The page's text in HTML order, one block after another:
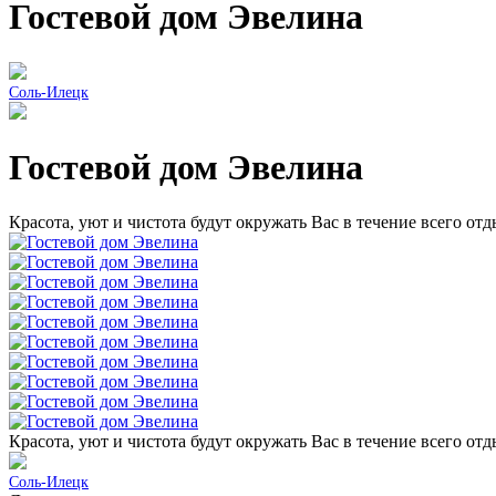
Гостевой дом Эвелина
Соль-Илецк
Гостевой дом Эвелина
Красота, уют и чистота будут окружать Вас в течение всего
Красота, уют и чистота будут окружать Вас в течение всего
Соль-Илецк